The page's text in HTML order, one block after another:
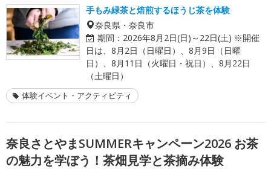
手もみ緑茶と焙煎するほうじ茶を体験
奈良県・奈良市
期間： 2026年8月2日(日)～22日(土) ※開催
日は、8月2日（日曜日）、8月9日（日曜
日）、8月11日（火曜日・祝日）、8月22日
（土曜日）
体験イベント・アクティビティ
奈良さとやまSUMMERキャンペーン2026 お茶
の魅力を学ぼう！茶畑見学と茶摘み体験